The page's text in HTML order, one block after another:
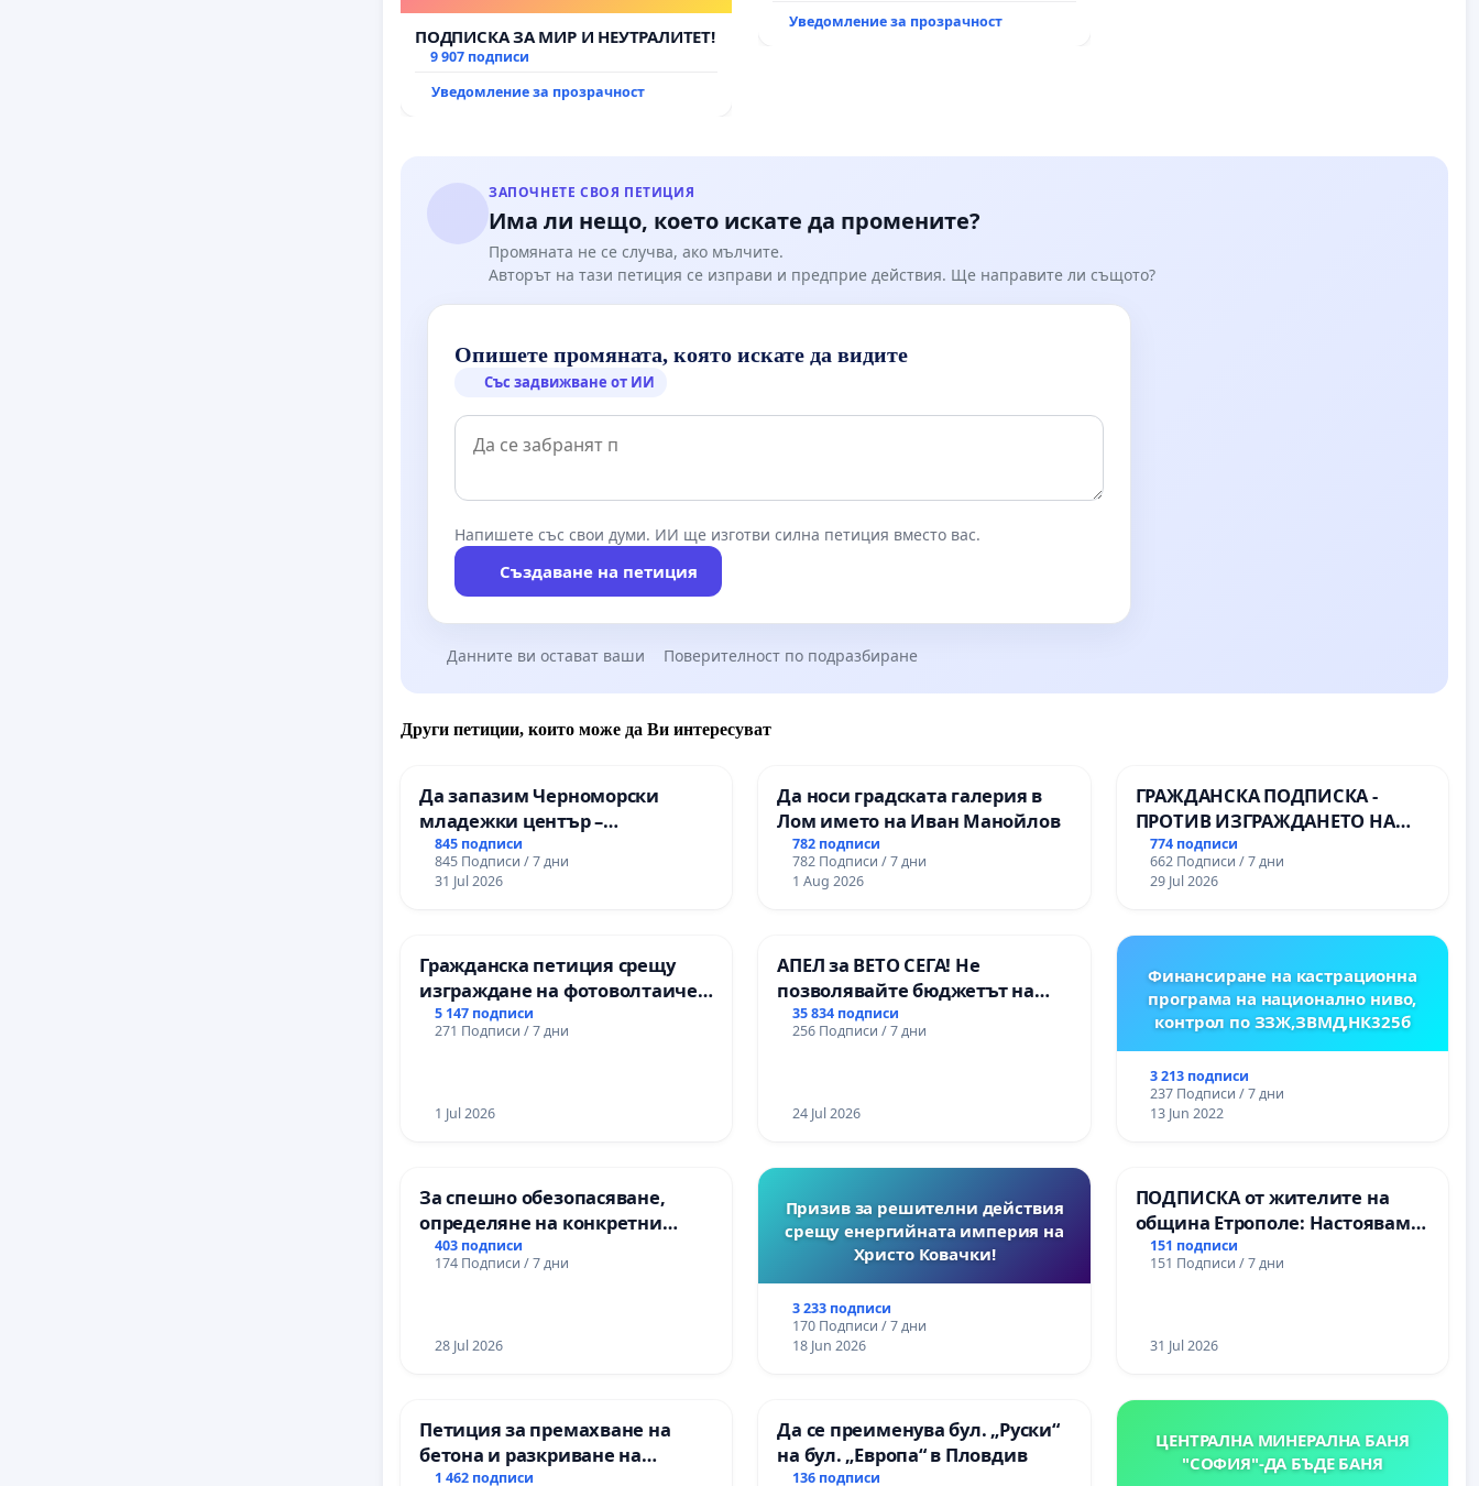
ПОДПИСКА ЗА МИР И НЕУТРАЛИТЕТ!
9 907 подписи
Уведомление за прозрачност
Уведомление за прозрачност
ЗАПОЧНЕТЕ СВОЯ ПЕТИЦИЯ
Има ли нещо, което искате да промените?
Промяната не се случва, ако мълчите.
Авторът на тази петиция се изправи и предприе действия. Ще направите ли същото?
Опишете промяната, която искате да видите
Със задвижване от ИИ
Напишете със свои думи. ИИ ще изготви силна петиция вместо вас.
Създаване на петиция
Данните ви остават ваши Поверителност по подразбиране
Други петиции, които може да Ви интересуват
Да запазим Черноморски
младежки център –
пространство за младите на
Варна
845 подписи
845 Подписи / 7 дни
31 Jul 2026
Да носи градската галерия в
Лом името на Иван Манойлов
782 подписи
782 Подписи / 7 дни
1 Aug 2026
ГРАЖДАНСКА ПОДПИСКА -
ПРОТИВ ИЗГРАЖДАНЕТО НА
ВЪЖЕНА ЛИНИЯ (ЛИФТ) НА
ТЕРИТОРИЯТА НА ПРИРОДНА
ЗАБЕЛЕЖИТЕЛНОСТ „ХЪЛМ НА
774 подписи
662 Подписи / 7 дни
29 Jul 2026
Гражданска петиция срещу
изграждане на фотоволтаичен
парк в с.Прибой, общ. Радомир
5 147 подписи
271 Подписи / 7 дни
1 Jul 2026
АПЕЛ за ВЕТО СЕГА! Не
позволявайте бюджетът на
Радев да открадне парите и
правата ни в тъмното
35 834 подписи
256 Подписи / 7 дни
24 Jul 2026
Финансиране на кастрационна
програма на национално ниво,
контрол по ЗЗЖ,ЗВМД,НК325б
3 213 подписи
237 Подписи / 7 дни
13 Jun 2022
За спешно обезопасяване,
определяне на конкретни
срокове и извършване на
цялостна рехабилитация на
Ихтиман - с. Мирово - к.к.
403 подписи
174 Подписи / 7 дни
28 Jul 2026
Призив за решителни действия
срещу енергийната империя на
Христо Ковачки!
3 233 подписи
170 Подписи / 7 дни
18 Jun 2026
ПОДПИСКА от жителите на
община Етрополе: Настояваме
за ясни гаранции от “Елаците-
МЕД” АД и от държавата, че ще
151 подписи
151 Подписи / 7 дни
31 Jul 2026
Петиция за премахване на
бетона и разкриване на
античното сърце на
1 462 подписи
Да се преименува бул. „Руски“
на бул. „Европа“ в Пловдив
136 подписи
ЦЕНТРАЛНА МИНЕРАЛНА БАНЯ
"СОФИЯ"-ДА БЪДЕ БАНЯ